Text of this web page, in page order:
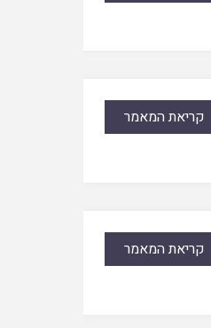
קריאת המאמר
קריאת המאמר